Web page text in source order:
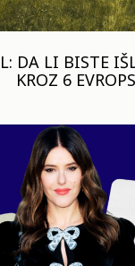
DA LI BISTE
KROZ 6